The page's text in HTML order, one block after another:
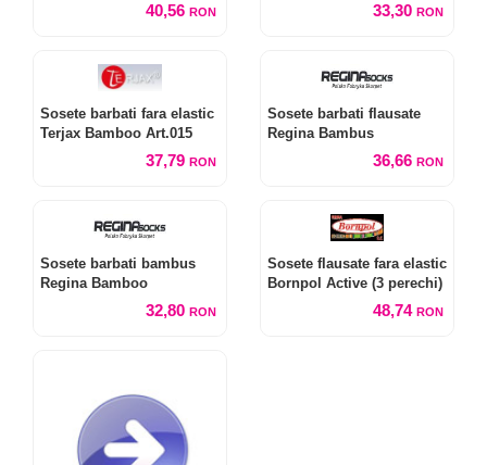
40,56 RON 33,30 RON
Sosete barbati fara elastic
Terjax Bamboo Art.015
37,79 RON
Sosete barbati flausate
Regina Bambus
36,66 RON
Sosete barbati bambus
Regina Bamboo
32,80 RON
Sosete flausate fara elastic
Bornpol Active (3 perechi)
48,74 RON